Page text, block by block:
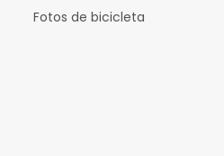
Fotos de bicicleta